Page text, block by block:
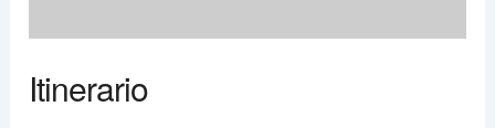
Itinerario